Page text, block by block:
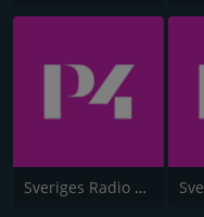
Sveriges Radio P4 Kristianstad